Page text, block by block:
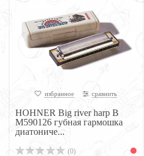
избранное сравнить
HOHNER Big river harp B
M590126 губная гармошка
диатониче...
(0)